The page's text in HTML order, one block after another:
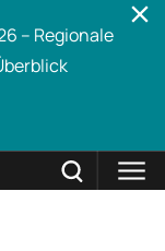
– Regionale